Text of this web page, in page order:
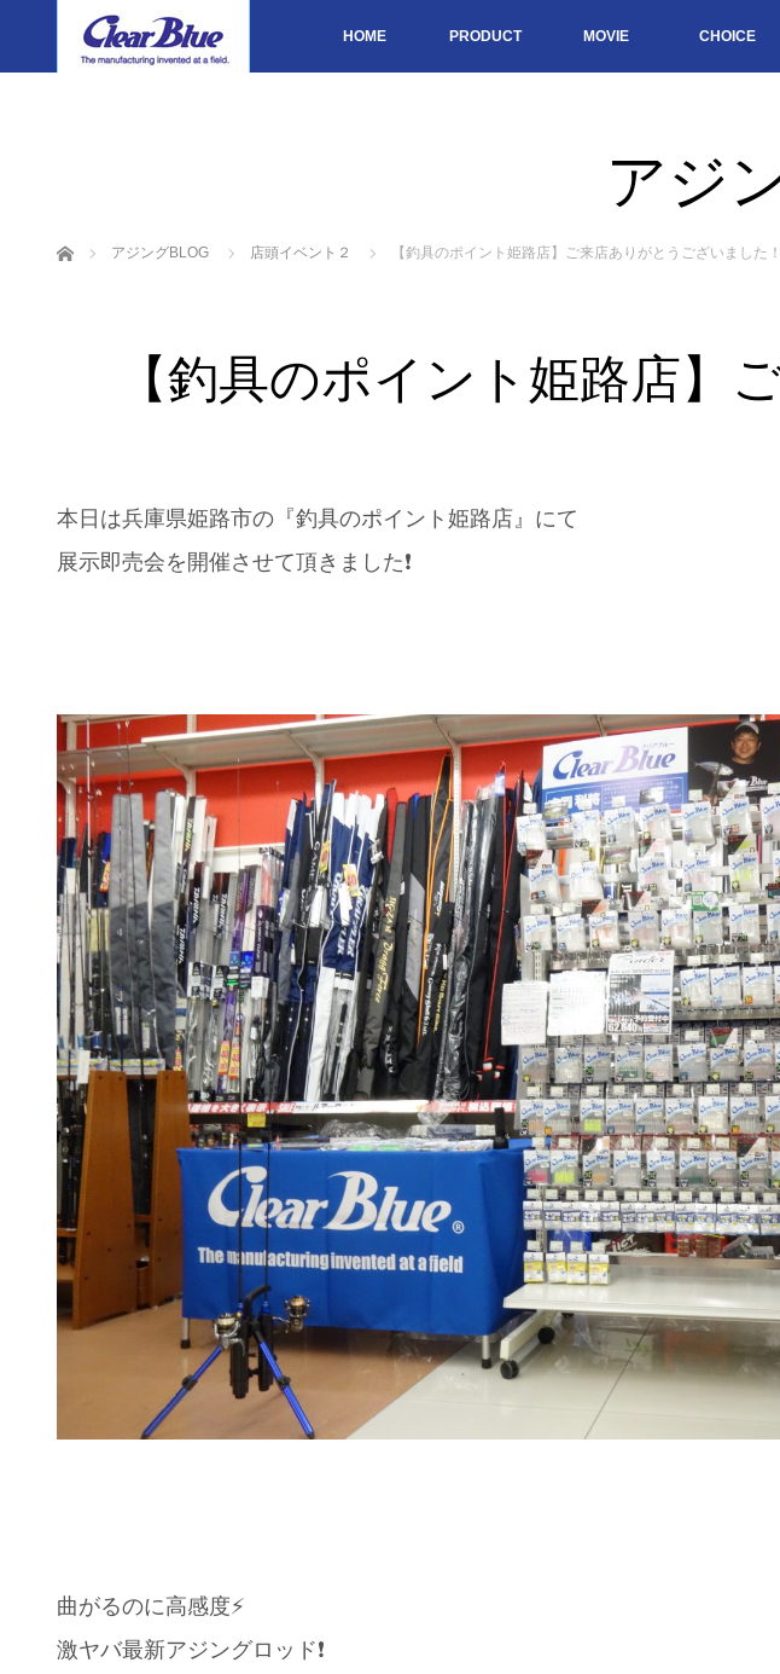
HOME PRODUCT MOVIE CHOICE
アジ
ホーム アジングBLOG 店頭イベント２ 【釣具のポイント姫路店】ご来店ありがとうございました！
【釣具のポイント姫路店】
本日は兵庫県姫路市の『釣具のポイント姫路店』にて
展示即売会を開催させて頂きました❗️
曲がるのに高感度⚡️
激ヤバ最新アジングロッド❗️